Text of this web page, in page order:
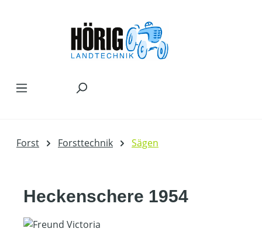
Forst Forsttechnik Sägen
Heckenschere 1954